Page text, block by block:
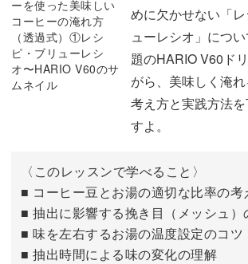
誰でも気軽に楽しめる工夫
サイフォン式やエアロプレスは、初めて
じるかもしれません。
しかしこの講座では、誰でも気軽に楽し
たくさんご用意しました。
円
●ICEはすべてジャンボカップ
で、
アイスクラフト350円
アイス抹茶ショコラ450円
アイスカフェモカ500円
以外はオール400円！！
真剣に買うとき、どれ買うか、
たいと思います😁
めに欠かせない「
ューレシオ」につ
題のHARIO V60ド
がら、美味しく淹
考え方と実践方法
すよ。
〈このレッスンで学べること〉
■ コーヒー豆とお湯の適切な比率の考
■ 抽出に影響する挽き目（メッシュ）
■ 味を左右するお湯の温度設定のコツ
■ 抽出時間による味の変化の理解